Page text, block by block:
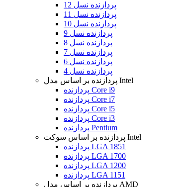
پردازنده نسل 12
پردازنده نسل 11
پردازنده نسل 10
پردازنده نسل 9
پردازنده نسل 8
پردازنده نسل 7
پردازنده نسل 6
پردازنده نسل 4
پردازنده بر اساس مدل Intel
پردازنده Core i9
پردازنده Core i7
پردازنده Core i5
پردازنده Core i3
پردازنده Pentium
پردازنده بر اساس سوکت Intel
پردازنده LGA 1851
پردازنده LGA 1700
پردازنده LGA 1200
پردازنده LGA 1151
پردازنده بر اساس مدل AMD